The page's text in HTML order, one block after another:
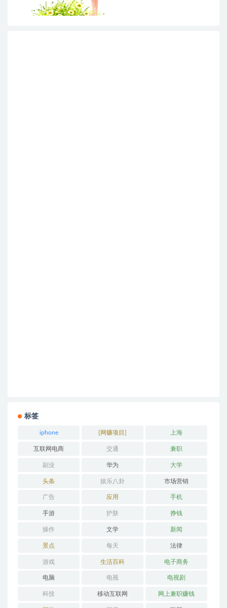
标签
iphone [网赚项目] 上海
互联网电商 交通 兼职
副业 华为 大学
头条 娱乐八卦 市场营销
广告 应用 手机
手游 护肤 挣钱
操作 文学 新闻
景点 每天 法律
游戏 生活百科 电子商务
电脑 电视 电视剧
科技 移动互联网 网上兼职赚钱